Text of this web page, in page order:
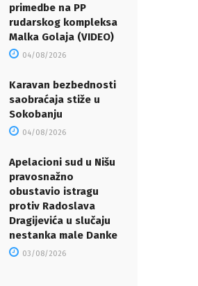
primedbe na PP
rudarskog kompleksa
Malka Golaja (VIDEO)
04/08/2026
Karavan bezbednosti
saobraćaja stiže u
Sokobanju
04/08/2026
Apelacioni sud u Nišu
pravosnažno
obustavio istragu
protiv Radoslava
Dragijevića u slučaju
nestanka male Danke
03/08/2026